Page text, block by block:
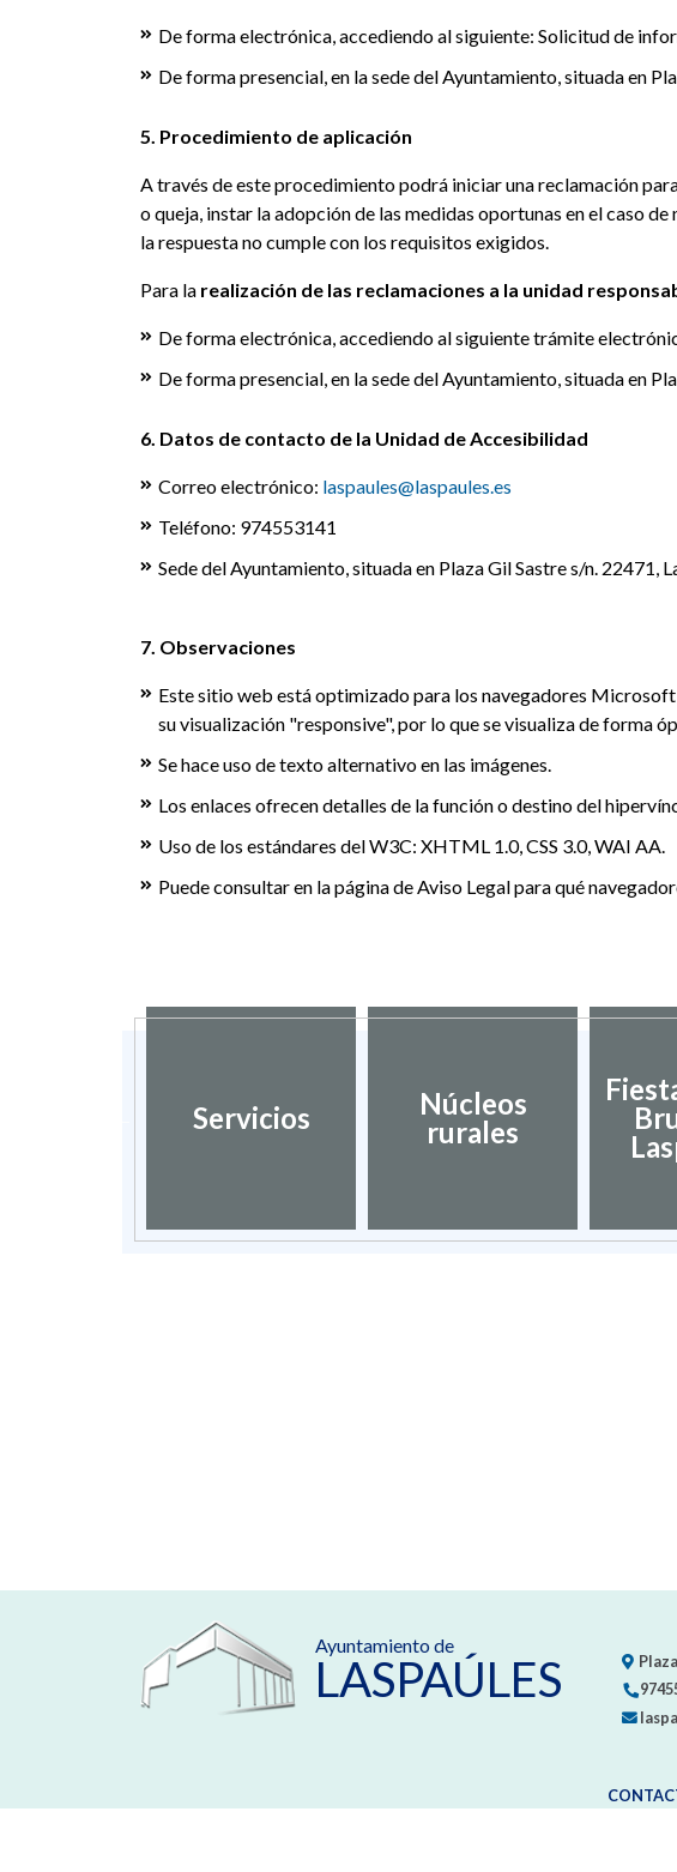
De forma electrónica, accediendo al siguiente: Solicitud de
De forma presencial, en la sede del Ayuntamiento, situada en
5. Procedimiento de aplicación
A través de este procedimiento podrá iniciar una reclamación
o queja, instar la adopción de las medidas oportunas en el caso
la respuesta no cumple con los requisitos exigidos.
Para la realización de las reclamaciones a la unidad
De forma electrónica, accediendo al siguiente trámite
De forma presencial, en la sede del Ayuntamiento, situada en
6. Datos de contacto de la Unidad de Accesibilidad
Correo electrónico: laspaules@laspaules.es
Teléfono: 974553141
Sede del Ayuntamiento, situada en Plaza Gil Sastre s/n. 22471,
7. Observaciones
Este sitio web está optimizado para los navegadores
su visualización "responsive", por lo que se visualiza de forma
Se hace uso de texto alternativo en las imágenes.
Los enlaces ofrecen detalles de la función o destino del
Uso de los estándares del W3C: XHTML 1.0, CSS 3.0, WAI AA.
Puede consultar en la página de Aviso Legal para qué
Servicios
Núcleos
rurales
Ayuntamiento de
LASPAÚLES